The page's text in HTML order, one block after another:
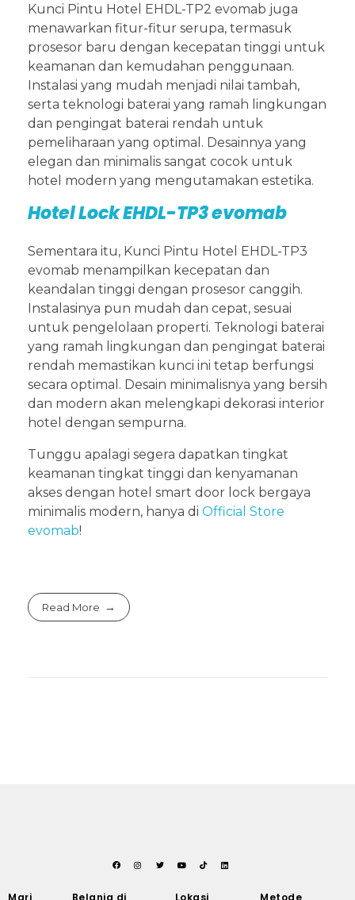
Kunci Pintu Hotel EHDL-TP2 evomab juga
menawarkan fitur-fitur serupa, termasuk
prosesor baru dengan kecepatan tinggi untuk
keamanan dan kemudahan penggunaan.
Instalasi yang mudah menjadi nilai tambah,
serta teknologi baterai yang ramah lingkungan
dan pengingat baterai rendah untuk
pemeliharaan yang optimal. Desainnya yang
elegan dan minimalis sangat cocok untuk
hotel modern yang mengutamakan estetika.
Hotel Lock EHDL-TP3 evomab
Sementara itu, Kunci Pintu Hotel EHDL-TP3
evomab menampilkan kecepatan dan
keandalan tinggi dengan prosesor canggih.
Instalasinya pun mudah dan cepat, sesuai
untuk pengelolaan properti. Teknologi baterai
yang ramah lingkungan dan pengingat baterai
rendah memastikan kunci ini tetap berfungsi
secara optimal. Desain minimalisnya yang bersih
dan modern akan melengkapi dekorasi interior
hotel dengan sempurna.
Tunggu apalagi segera dapatkan tingkat
keamanan tingkat tinggi dan kenyamanan
akses dengan hotel smart door lock bergaya
minimalis modern, hanya di Official Store
evomab!
Read More
Mari Belanja di Lokasi Metode